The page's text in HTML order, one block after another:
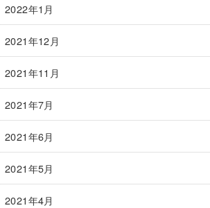
2022年1月
2021年12月
2021年11月
2021年7月
2021年6月
2021年5月
2021年4月